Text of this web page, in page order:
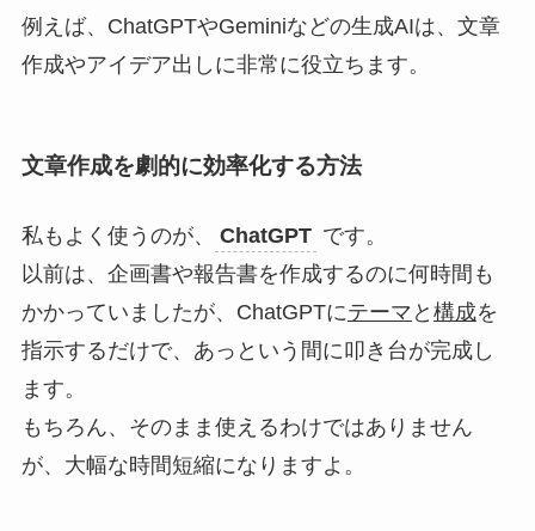
例えば、ChatGPTやGeminiなどの生成AIは、文章
作成やアイデア出しに非常に役立ちます。
文章作成を劇的に効率化する方法
私もよく使うのが、 ChatGPT です。
以前は、企画書や報告書を作成するのに何時間も
かかっていましたが、ChatGPTにテーマ と 構成を
指示するだけで、あっという間に叩き台が完成し
ます。
もちろん、そのまま使えるわけではありません
が、大幅な時間短縮になりますよ。